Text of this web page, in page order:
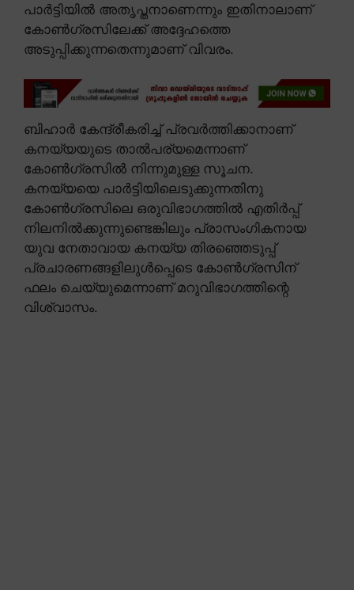
പാർട്ടിയിൽ അതൃപ്തനാണെന്നും ഇതിനാലാണ്
കോൺഗ്രസിലേക്ക് അദ്ദേഹത്തെ
അടുപ്പിക്കുന്നതെന്നുമാണ് വിവരം.
ബിഹാർ കേന്ദ്രീകരിച്ച് പ്രവർത്തിക്കാനാണ്
കനയ്യയുടെ താൽപര്യമെന്നാണ്
കോൺഗ്രസിൽ നിന്നുമുള്ള സൂചന.
കനയ്യയെ പാർട്ടിയിലെടുക്കുന്നതിനു
കോൺഗ്രസിലെ ഒരുവിഭാഗത്തിൽ എതിർപ്പ്
നിലനിൽക്കുന്നുണ്ടെങ്കിലും പ്രാസംഗികനായ
യുവ നേതാവായ കനയ്യ തിരഞ്ഞെടുപ്പ്
പ്രചാരണങ്ങളിലുൾപ്പെടെ കോൺഗ്രസിന്
ഫലം ചെയ്യുമെന്നാണ് മറുവിഭാഗത്തിന്റെ
വിശ്വാസം.